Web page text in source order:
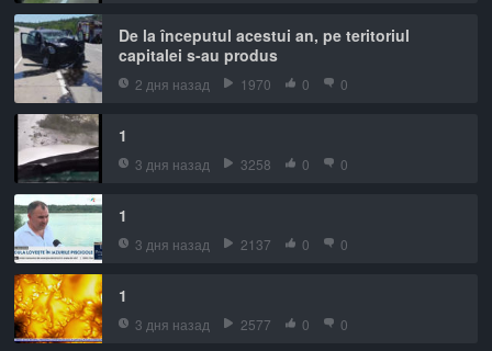
De la începutul acestui an, pe teritoriul
capitalei s-au produs
2 дня назад 1970 0 0
1
3 дня назад 3258 0 0
1
3 дня назад 2137 0 0
1
3 дня назад 2577 0 0